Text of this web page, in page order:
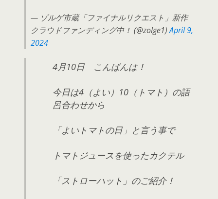
— ゾルゲ市蔵「ファイナルリクエスト」新作
クラウドファンディング中！ (@zolge1)April 9,
2024
4月10日 こんばんは！
今日は4（よい）10（トマト）の語
呂合わせから
「よいトマトの日」と言う事で
トマトジュースを使ったカクテル
「ストローハット」のご紹介！